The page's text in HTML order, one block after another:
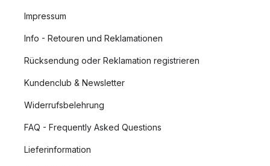
Impressum
Info - Retouren und Reklamationen
Rücksendung oder Reklamation registrieren
Kundenclub & Newsletter
Widerrufsbelehrung
FAQ - Frequently Asked Questions
Lieferinformation